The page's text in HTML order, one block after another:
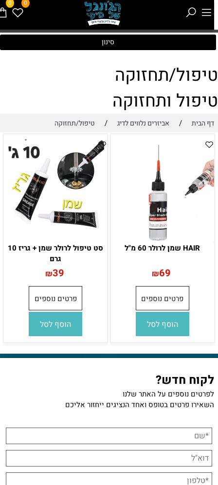
0 0
סינון
תחזוקה
ותחזוקה
דף הבית / אביזרים נלווים לדיג / טיפול/תחזוקה
HAIR שמן לרולר 60 מ"ל
₪69
פרטים נוספים
הוסף לסל
סט טיפול לרולר שמן + גריז 10
גרם
₪39
פרטים נוספים
הוסף לסל
לקוח חדש?
לפרטים נוספים על האתר שלנו
השאירו פרטים בטופס ואחד הנציגים ייחזור אליכם